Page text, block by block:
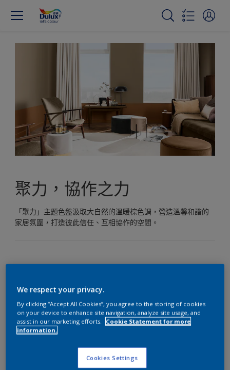
聚力，協作之力
「聚力」主題色盤汲取大自然的溫暖棕色調，營造溫馨和諧的
家居氛圍，打造彼此信任、互相協作的空間。
均衡的感受，還能完美襯托其他色調，並與我們的「聚力」主
題色盤 (來自世界各地的大地色) 相得益彰。
這些互補的色調 (柔和的褐色系、灰色系和中性色系) 有助於在
房間中創造整體感，不管採用何種室內設計方案，都能透過這
We respect your privacy.
By clicking “Accept All Cookies”, you agree to the storing of cookies
on your device to enhance site navigation, analyze site usage, and
assist in our marketing efforts.
Cookie Statement for more
information.
Cookies Settings